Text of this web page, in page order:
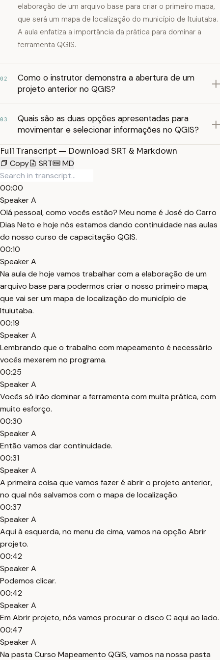
elaboração de um arquivo base para criar o primeiro mapa,
que será um mapa de localização do município de Ituiutaba.
A aula enfatiza a importância da prática para dominar a
ferramenta QGIS.
02
Como o instrutor demonstra a abertura de um
projeto anterior no QGIS?
03
Quais são as duas opções apresentadas para
movimentar e selecionar informações no QGIS?
Full Transcript — Download SRT & Markdown
Copy
SRT MD
00:00
Speaker A
Olá pessoal, como vocês estão? Meu nome é José do Carro
Dias Neto e hoje nós estamos dando continuidade nas aulas
do nosso curso de capacitação QGIS.
00:10
Speaker A
Na aula de hoje vamos trabalhar com a elaboração de um
arquivo base para podermos criar o nosso primeiro mapa,
que vai ser um mapa de localização do município de
Ituiutaba.
00:19
Speaker A
Lembrando que o trabalho com mapeamento é necessário
vocês mexerem no programa.
00:25
Speaker A
Vocês só irão dominar a ferramenta com muita prática, com
muito esforço.
00:30
Speaker A
Então vamos dar continuidade.
00:31
Speaker A
A primeira coisa que vamos fazer é abrir o projeto anterior,
no qual nós salvamos com o mapa de localização.
00:37
Speaker A
Aqui à esquerda, no menu de cima, vamos na opção Abrir
projeto.
00:42
Speaker A
Podemos clicar.
00:42
Speaker A
Em Abrir projeto, nós vamos procurar o disco C aqui ao lado.
00:47
Speaker A
Na pasta Curso Mapeamento QGIS, vamos na nossa pasta